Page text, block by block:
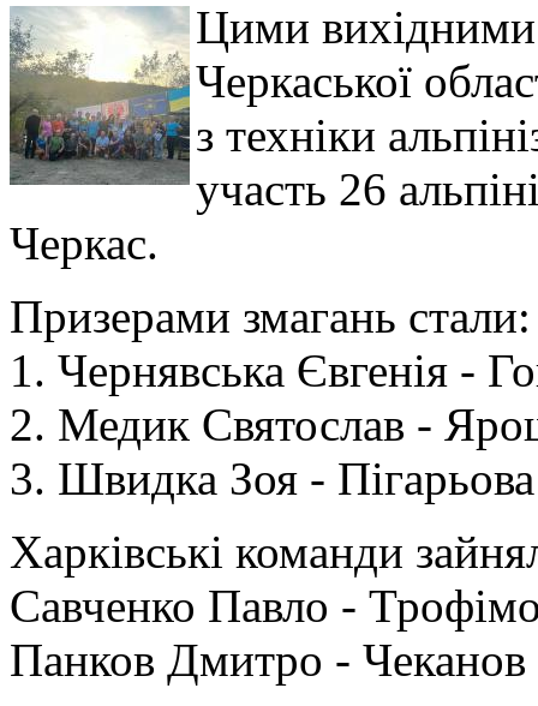
Цими вихідними
Черкаської
з техніки
участь 26
Черкас.
Призерами змагань стали:
1. Чернявська Євгенія -
2. Медик Святослав -
3. Швидка Зоя -
Харківські команди
Савченко Павло -
Панков Дмитро - Чеканов